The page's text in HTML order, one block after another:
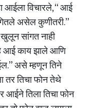
आईला विचारले, “ आई
असेल कुणीतरी.”
खुलून सांगत नाही
आई काय झाले आणि
असे म्हणून तिने
तर तिचा फोन तेथे
आईने तिला तिचा फोन